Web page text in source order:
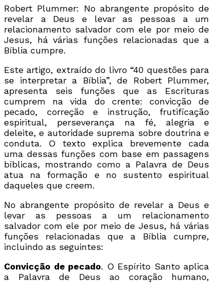
Robert Plummer: No abrangente propósito de
revelar a Deus e levar as pessoas a um
relacionamento salvador com ele por meio de
Jesus, há várias funções relacionadas que a
Bíblia cumpre.
Este artigo, extraído do livro “40 questões para
se interpretar a Bíblia”, de Robert Plummer,
apresenta seis funções que as Escrituras
cumprem na vida do crente: convicção de
pecado, correção e instrução, frutificação
espiritual, perseverança na fé, alegria e
deleite, e autoridade suprema sobre doutrina e
conduta. O texto explica brevemente cada
uma dessas funções com base em passagens
bíblicas, mostrando como a Palavra de Deus
atua na formação e no sustento espiritual
daqueles que creem.
No abrangente propósito de revelar a Deus e
levar as pessoas a um relacionamento
salvador com ele por meio de Jesus, há várias
funções relacionadas que a Bíblia cumpre,
incluindo as seguintes:
Convicção de pecado. O Espírito Santo aplica
a Palavra de Deus ao coração humano,